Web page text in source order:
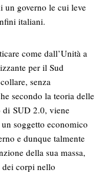
governo le cui leve
italiani.
come dall’Unità a
per il Sud
senza
secondo la teoria delle
di SUD 2.0, viene
soggetto economico
e dunque talmente
della sua massa,
dei corpi nello